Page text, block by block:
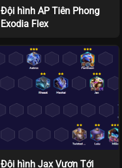
Đội hình AP Tiên Phong
Exodia Flex
Đội hình Jax Vươn Tới